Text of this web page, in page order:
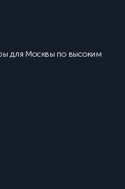
для Москвы по высоким